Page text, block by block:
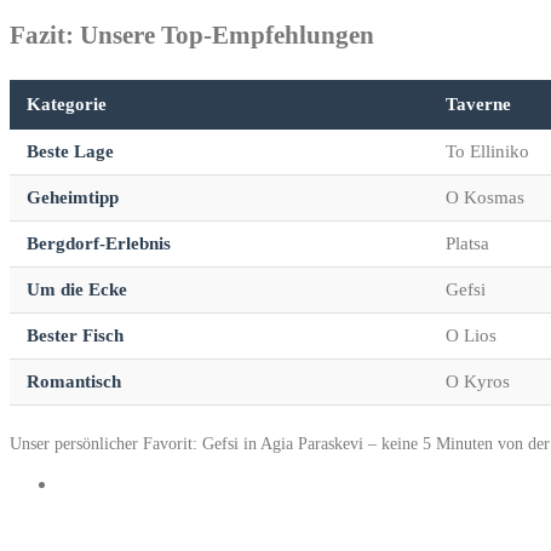
Fazit: Unsere Top-Empfehlungen
Kategorie Taverne
Beste Lage To Elliniko
Geheimtipp O Kosmas
Bergdorf-Erlebnis Platsa
Um die Ecke Gefsi
Bester Fisch O Lios
Romantisch O Kyros
Unser persönlicher Favorit: Gefsi in Agia Paraskevi – keine 5 Minuten von der